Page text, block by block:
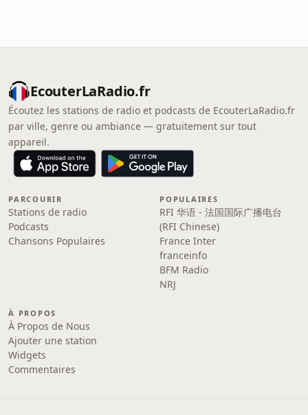
EcouterLaRadio.fr
Écoutez les stations de radio et podcasts de EcouterLaRadio.fr
par ville, genre ou ambiance — gratuitement sur tout
appareil.
PARCOURIR
Stations de radio
Podcasts
Chansons Populaires
POPULAIRES
RFI 华语 - 法国国际广播电台
(RFI Chinese)
France Inter
franceinfo
BFM Radio
NRJ
À PROPOS
À Propos de Nous
Ajouter une station
Widgets
Commentaires